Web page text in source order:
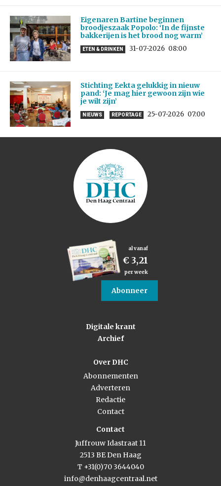
Eigenaren Bartine beginnen
broodjeszaak Popolo: ‘In de fijnste
bakkerijen is het brood nog warm’
ETEN & DRINKEN 31-07-2026 08:00
Stichting Eekta gelukkig in nieuw
pand: ‘Je mag hier gewoon zijn wie
je wilt zijn’
NIEUWS REPORTAGE 25-07-2026 07:00
al vanaf
€ 3,21
per week
Abonneer
Digitale krant
Archief
Over DHC
Abonnementen
Adverteren
Redactie
Contact
Contact
Juffrouw Idastraat 11
2513 BE Den Haag
T +31(0)70 3644040
info@denhaagcentraal.net